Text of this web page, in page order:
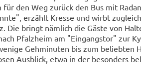
den Weg zu­rück den Bus mit
er­zählt Kres­se und wirbt
Die bringt näm­lich die Gäste von
Pfalz­heim am "Ein­gangs­tor" zur
Geh­mi­nu­ten bis zum be­lieb­ten
Aus­blick, etwa in der be­son­ders